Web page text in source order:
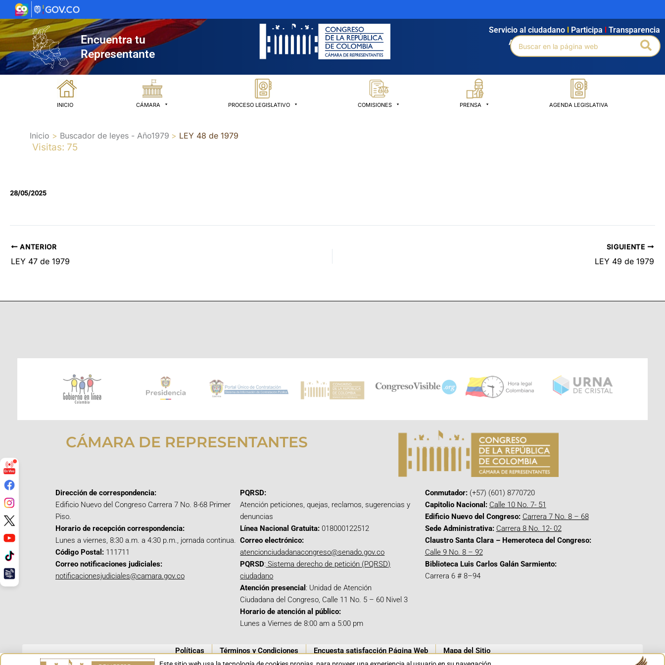
al
contenido
Encuentra tu
Representante
Agendamiento Intranet Búsqueda avanzada
Servicio al ciudadano Participa Transparencia
Buscar
por:
INICIO CÁMARA PROCESO LEGISLATIVO COMISIONES PRENSA AGENDA LEGISLATIVA
Inicio Buscador de leyes - Año1979 LEY 48 de 1979
Visitas: 75
28/05/2025
ANTERIOR
LEY 47 de 1979
SIGUIENTE
LEY 49 de 1979
CÁMARA DE REPRESENTANTES
Dirección de correspondencia:
Edificio Nuevo del Congreso Carrera 7 No. 8-68 Primer
Piso.
Horario de recepción correspondencia:
Lunes a viernes, 8:30 a.m. a 4:30 p.m., jornada continua.
Código Postal: 111711
Correo notificaciones judiciales:
notificacionesjudiciales@camara.gov.co
PQRSD:
Atención peticiones, quejas, reclamos, sugerencias y
denuncias
Línea Nacional Gratuita: 018000122512
Correo electrónico:
atencionciudadanacongreso@senado.gov.co
PQRSD: Sistema derecho de petición (PQRSD)
ciudadano
Atención presencial : Unidad de Atención
Ciudadana del Congreso, Calle 11 No. 5 – 60 Nivel 3
Horario de atención al público:
Lunes a Viernes de 8:00 am a 5:00 pm
Conmutador:(+57) (601) 8770720
Capitolio Nacional: Calle 10 No. 7- 51
Edificio Nuevo del Congreso: Carrera 7 No. 8 – 68
Sede Administrativa: Carrera 8 No. 12- 02
Claustro Santa Clara – Hemeroteca del Congreso:
Calle 9 No. 8 – 92
Biblioteca Luis Carlos Galán Sarmiento:
Carrera 6 # 8–94
Políticas Términos y Condiciones Encuesta satisfacción Página Web Mapa del Sitio